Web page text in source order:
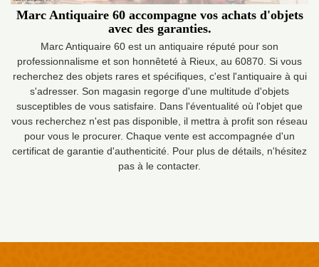
Marc Antiquaire 60 accompagne vos achats d'objets
avec des garanties.
Marc Antiquaire 60 est un antiquaire réputé pour son
professionnalisme et son honnêteté à Rieux, au 60870. Si vous
recherchez des objets rares et spécifiques, c'est l'antiquaire à qui
s'adresser. Son magasin regorge d'une multitude d'objets
susceptibles de vous satisfaire. Dans l'éventualité où l'objet que
vous recherchez n'est pas disponible, il mettra à profit son réseau
pour vous le procurer. Chaque vente est accompagnée d'un
certificat de garantie d'authenticité. Pour plus de détails, n'hésitez
pas à le contacter.